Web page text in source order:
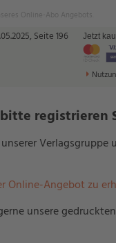
Online-Abo Angebots.
Seite 196
Jetzt
registrieren
Verlagsgruppe
Online-Angebot zu
unsere